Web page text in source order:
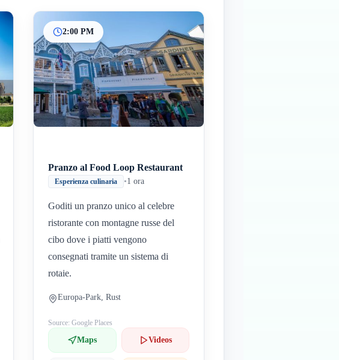
2:00 PM
Pranzo al Food Loop Restaurant
Esperienza culinaria •1 ora
Goditi un pranzo unico al celebre
ristorante con montagne russe del
cibo dove i piatti vengono
consegnati tramite un sistema di
rotaie.
Europa-Park, Rust
Source: Google Places
Maps Videos